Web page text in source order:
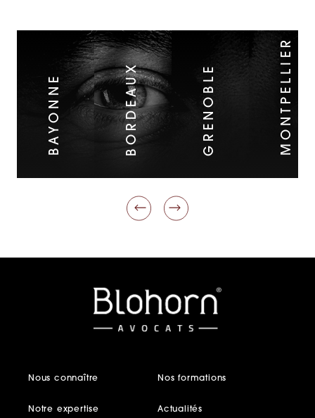
BAYONNE BORDEAUX GRENOBLE MONTPELLIER
Nous connaître
Notre expertise
Nos formations
Actualités